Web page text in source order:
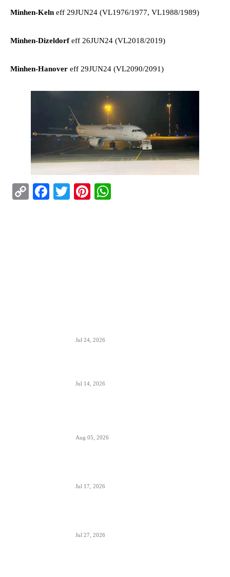
Minhen-Keln eff 29JUN24 (VL1976/1977, VL1988/1989)
Minhen-Dizeldorfeff 26JUN24 (VL2018/2019)
Minhen-Hanover eff 29JUN24 (VL2090/2091)
CopyFacebook
TwitterPinterest
Jul 24, 2026
Jul 14, 2026
Aug 05, 2026
Jul 17, 2026
Jul 27, 2026